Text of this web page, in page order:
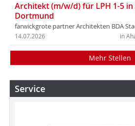
Architekt (m/w/d) für LPH 1-5
Dortmund
farwickgrote partner Architekten BDA
in
14.07.2026
Mehr Stellen
Service